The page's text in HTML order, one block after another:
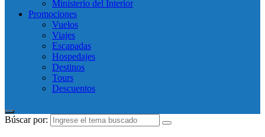
Ministerio del Interior
Promociones
Vuelos
Viajes
Escapadas
Hospedajes
Destinos
Tours
Descuentos
Búscar por: